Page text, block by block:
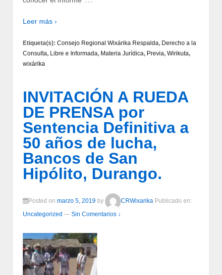
Leer más ›
Etiqueta(s): Consejo Regional Wixárika Respalda, Derecho a la
Consulta, Libre e Informada, Materia Jurídica, Previa, Wirikuta,
wixárika
INVITACIÓN A RUEDA
DE PRENSA por
Sentencia Definitiva a
50 años de lucha,
Bancos de San
Hipólito, Durango.
Posted on marzo 5, 2019 by CRWixarika Publicado en:
Uncategorized — Sin Comentarios ↓